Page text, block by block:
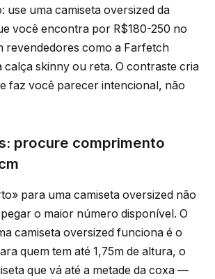
use uma camiseta oversized da
você encontra por R$180-250 no
revendedores como a Farfetch
calça skinny ou reta. O contraste cria
faz você parecer intencional, não
procure comprimento
para uma camiseta oversized não
o maior número disponível. O
camiseta oversized funciona é o
quem tem até 1,75m de altura, o
que vá até a metade da coxa —